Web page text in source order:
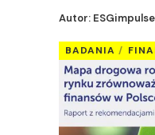
Autor: ESGimpulse
BADANIA